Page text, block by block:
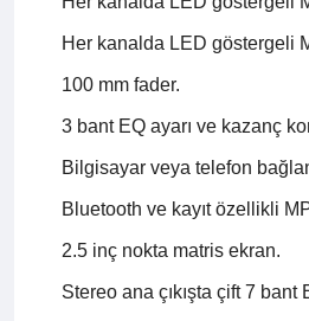
Her kanalda LED göstergeli
100 mm fader.
3 bant EQ ayarı ve kazanç
Bilgisayar veya telefon
Bluetooth ve kayıt özellikli
2.5 inç nokta matris ekran.
Stereo ana çıkışta çift 7 bant